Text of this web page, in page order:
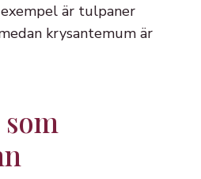
är tulpaner
krysantemum är